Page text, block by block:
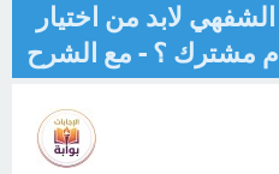
لابد من اختيار
مشترك ؟ - مع الشرح